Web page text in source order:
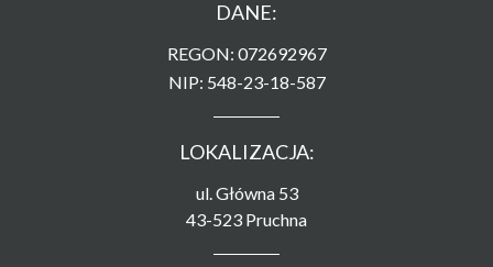
DANE:
REGON: 072692967
NIP: 548-23-18-587
LOKALIZACJA:
ul. Główna 53
43-523 Pruchna